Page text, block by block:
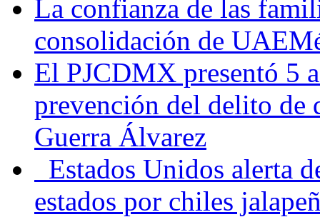
La confianza de las
consolidación de
El PJCDMX presentó 5
prevención del delito de
Guerra Álvarez
Estados Unidos alerta
estados por chiles